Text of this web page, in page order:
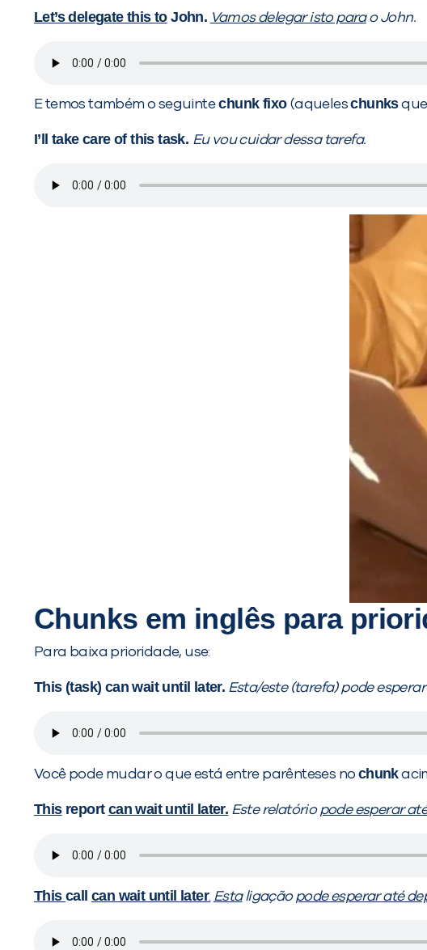
Let’s delegate this toJohn. Vamos delegar isto parao John.
E temos também o seguintechunk fixo (aqueleschunksque
I’ll take care of this task. Eu vou cuidar dessa tarefa.
Chunks em inglês para
Para baixa prioridade, use:
This (task) can wait until later. Esta/este (tarefa) pode
Você pode mudar o que está entre parênteses no chunk
Thisreport can wait until later. Este relatóriopode esperar
This call can wait until later. Estaligaçãopode esperar até